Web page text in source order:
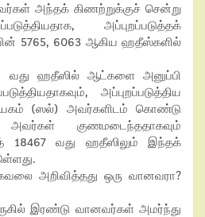
அந்தக் கிணற்றுக்குச் சென்று
அப்புறப்படுத்தக்
5765, 6063 ஆகிய ஹதீஸ்களில்
ஹதீஸில் ஆட்களை அனுப்பி
அப்புறப்படுத்திய
(ஸல்) அவர்களிடம் கொண்டு
குணமடைந்ததாகவும்
18467 வது ஹதீஸிலும் இந்தக்
அறிவித்தது ஒரு வானவரா?
இரண்டு வானவர்கள் அமர்ந்து